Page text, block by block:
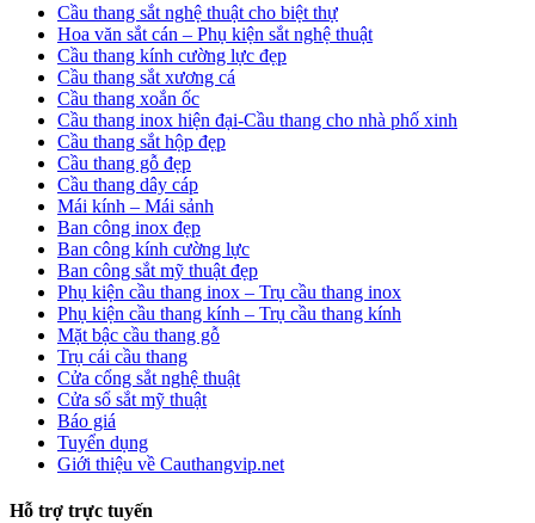
Cầu thang sắt nghệ thuật cho biệt thự
Hoa văn sắt cán – Phụ kiện sắt nghệ thuật
Cầu thang kính cường lực đẹp
Cầu thang sắt xương cá
Cầu thang xoắn ốc
Cầu thang inox hiện đại-Cầu thang cho nhà phố xinh
Cầu thang sắt hộp đẹp
Cầu thang gỗ đẹp
Cầu thang dây cáp
Mái kính – Mái sảnh
Ban công inox đẹp
Ban công kính cường lực
Ban công sắt mỹ thuật đẹp
Phụ kiện cầu thang inox – Trụ cầu thang inox
Phụ kiện cầu thang kính – Trụ cầu thang kính
Mặt bậc cầu thang gỗ
Trụ cái cầu thang
Cửa cổng sắt nghệ thuật
Cửa sổ sắt mỹ thuật
Báo giá
Tuyển dụng
Giới thiệu về Cauthangvip.net
Hỗ trợ trực tuyến